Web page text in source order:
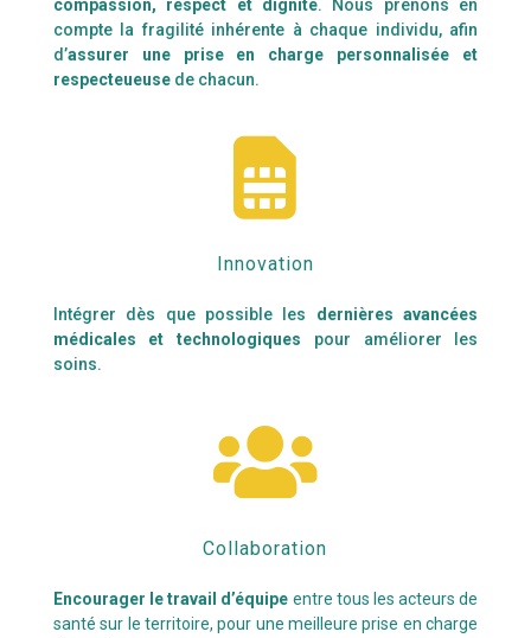
compassion, respect et dignité. Nous prenons en
compte la fragilité inhérente à chaque individu, afin
d’assurer une prise en charge personnalisée et
respecteueusede chacun.

Innovation
Intégrer dès que possible les dernières avancées
médicales et technologiques pour améliorer les
soins.

Collaboration
Encourager le travail d’équipe entre tous les acteurs de
santé sur le territoire, pour une meilleure prise en charge